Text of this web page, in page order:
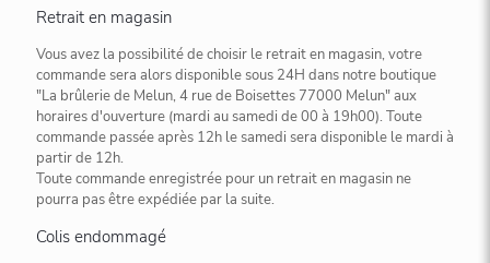
Retrait en magasin
Vous avez la possibilité de choisir le retrait en magasin, votre
commande sera alors disponible sous 24H dans notre boutique
"La brûlerie de Melun, 4 rue de Boisettes 77000 Melun" aux
horaires d'ouverture (mardi au samedi de 00 à 19h00). Toute
commande passée après 12h le samedi sera disponible le mardi à
partir de 12h.
Toute commande enregistrée pour un retrait en magasin ne
pourra pas être expédiée par la suite.
Colis endommagé